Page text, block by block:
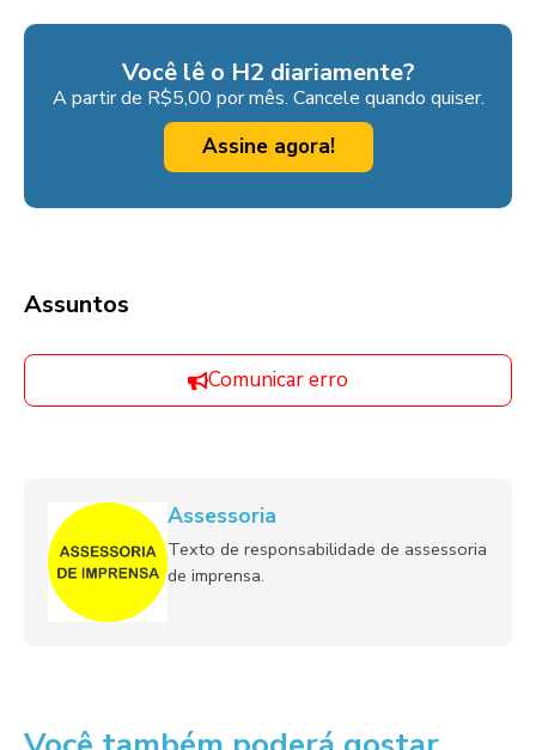
Você lê o H2 diariamente?
A partir de R$5,00 por mês. Cancele quando quiser.
Assine agora!
Assuntos
Comunicar erro
Assessoria
Texto de responsabilidade de assessoria
de imprensa.